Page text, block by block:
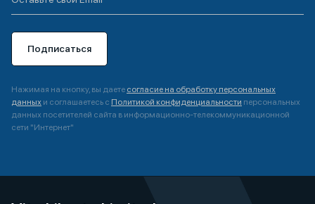
Подписаться
Нажимая на кнопку, вы даете согласие на обработку персональных
данных и соглашаетесь с Политикой конфиденциальности персональных
данных посетителей сайта в информационно-телекоммуникационной
сети "Интернет"
l